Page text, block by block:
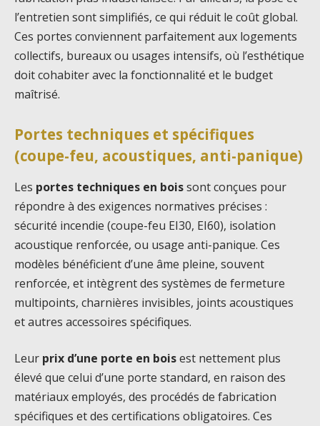
l’entretien sont simplifiés, ce qui réduit le coût global.
Ces portes conviennent parfaitement aux logements
collectifs, bureaux ou usages intensifs, où l’esthétique
doit cohabiter avec la fonctionnalité et le budget
maîtrisé.
Portes techniques et spécifiques
(coupe-feu, acoustiques, anti-panique)
Les portes techniques en boissont conçues pour
répondre à des exigences normatives précises :
sécurité incendie (coupe-feu EI30, EI60), isolation
acoustique renforcée, ou usage anti-panique. Ces
modèles bénéficient d’une âme pleine, souvent
renforcée, et intègrent des systèmes de fermeture
multipoints, charnières invisibles, joints acoustiques
et autres accessoires spécifiques.
Leur prix d’une porte en boisest nettement plus
élevé que celui d’une porte standard, en raison des
matériaux employés, des procédés de fabrication
spécifiques et des certifications obligatoires. Ces